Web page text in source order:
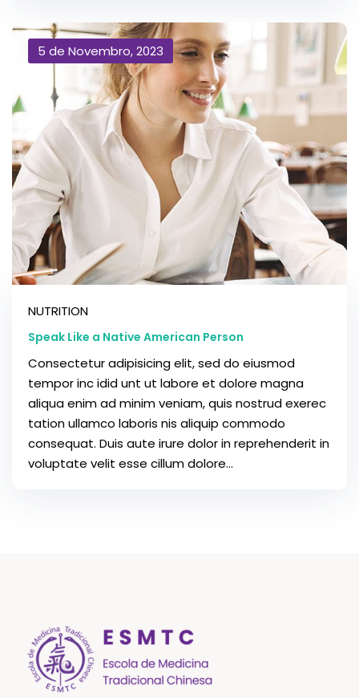
5 de Novembro, 2023
NUTRITION
Speak Like a Native American Person
Consectetur adipisicing elit, sed do eiusmod
tempor inc idid unt ut labore et dolore magna
aliqua enim ad minim veniam, quis nostrud exerec
tation ullamco laboris nis aliquip commodo
consequat. Duis aute irure dolor in reprehenderit in
voluptate velit esse cillum dolore...